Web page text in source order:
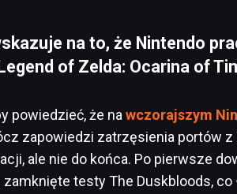
na to, że Nintendo
of Zelda: Ocarina of
powiedzieć, że nawczorajszym
zapowiedzi zatrzęsienia portów
ale nie do końca. Po pierwsze
testy The Duskbloods,